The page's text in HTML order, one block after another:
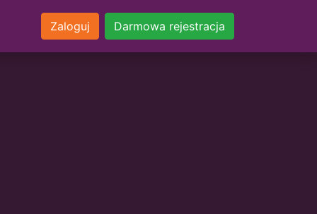
Zaloguj Darmowa rejestracja